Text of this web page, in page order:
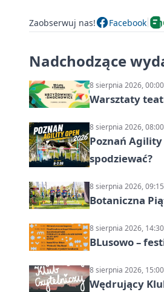
Zaobserwuj nas! Facebook
Nadchodzące
8 sierpnia 2026, 00:00
Warsztaty
8 sierpnia 2026, 08:00
Poznań Agility
spodziewać?
8 sierpnia 2026, 09:15
Botaniczna
8 sierpnia 2026, 14:30
BLusowo –
8 sierpnia 2026, 15:00
Wędrujący